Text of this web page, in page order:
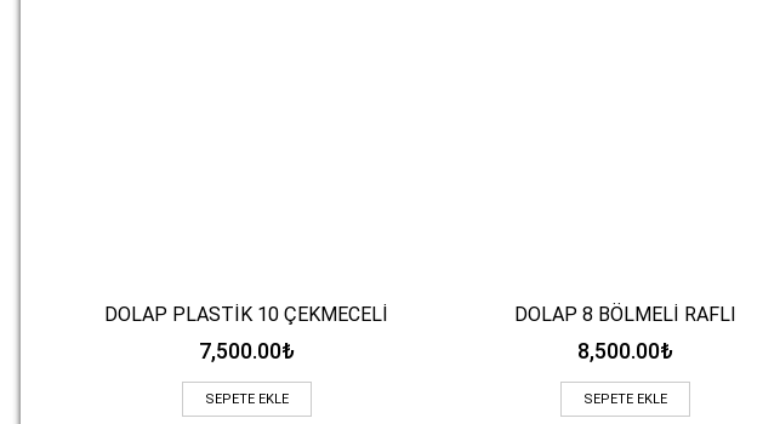
Hızlı Bakış
DOLAP PLASTİK 10 ÇEKMECELİ
7,500.00₺
SEPETE EKLE
Hızlı Bakış
DOLAP 8 BÖLMELİ RAFLI
8,500.00₺
SEPETE EKLE